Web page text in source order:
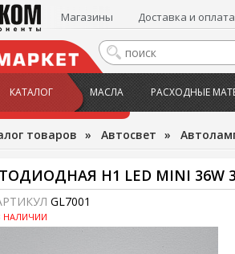
Магазины Доставка и оплата
КАТАЛОГ МАСЛА РАСХОДНЫЕ
товаров » Автосвет »
H1 LED MINI 36W
GL7001
НАЛИЧИИ